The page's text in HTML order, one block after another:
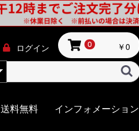
ログイン 0 ￥0
送料無料 インフォメーション